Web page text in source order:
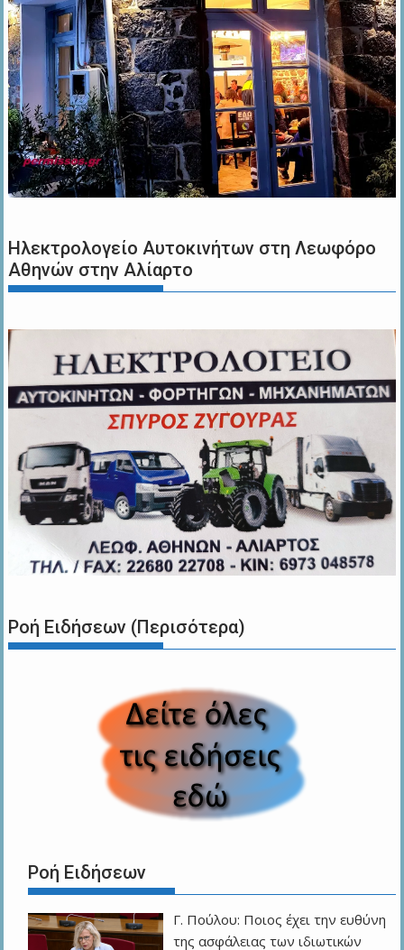
Ηλεκτρολογείο Αυτοκινήτων στη Λεωφόρο
Αθηνών στην Αλίαρτο
Ροή Ειδήσεων (Περισότερα)
Ροή Ειδήσεων
Γ. Πούλου: Ποιος έχει την ευθύνη
της ασφάλειας των ιδιωτικών